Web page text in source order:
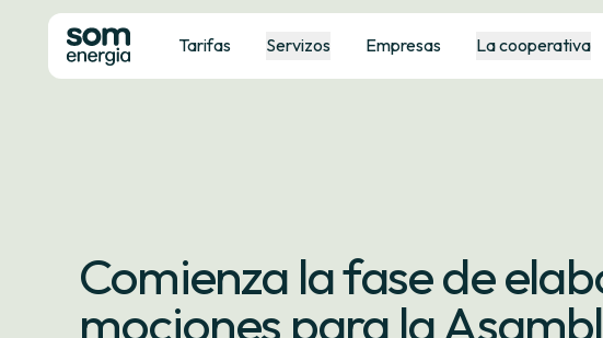
Tarifas Servizos Empresas La cooperativa
Comienza la fase de
mociones para la